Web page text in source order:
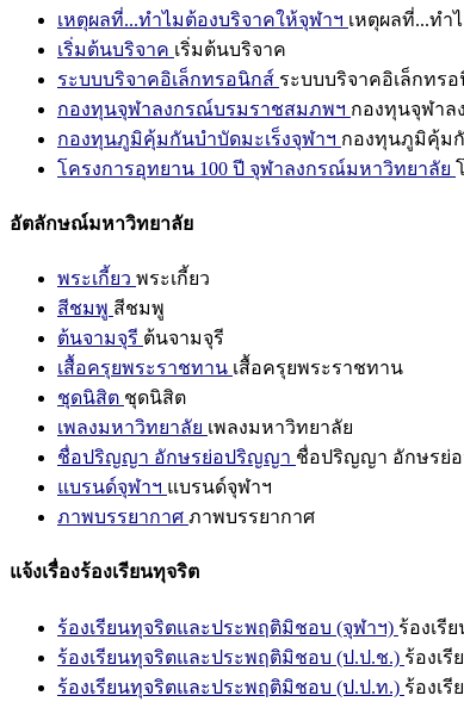
เหตุผลที่...ทำไมต้องบริจาคให้จุฬาฯ เหตุผลที่...ทำ
เริ่มต้นบริจาค เริ่มต้นบริจาค
ระบบบริจาคอิเล็กทรอนิกส์ ระบบบริจาคอิเล็กทร
กองทุนจุฬาลงกรณ์บรมราชสมภพฯ กองทุนจุฬา
กองทุนภูมิคุ้มกันบำบัดมะเร็งจุฬาฯ กองทุนภูมิคุ้มกั
โครงการอุทยาน 100 ปี จุฬาลงกรณ์มหาวิทยาลัย
อัตลักษณ์มหาวิทยาลัย
พระเกี้ยว พระเกี้ยว
สีชมพู สีชมพู
ต้นจามจุรี ต้นจามจุรี
เสื้อครุยพระราชทาน เสื้อครุยพระราชทาน
ชุดนิสิต ชุดนิสิต
เพลงมหาวิทยาลัย เพลงมหาวิทยาลัย
ชื่อปริญญา อักษรย่อปริญญา ชื่อปริญญา อักษรย่
แบรนด์จุฬาฯ แบรนด์จุฬาฯ
ภาพบรรยากาศ ภาพบรรยากาศ
แจ้งเรื่องร้องเรียนทุจริต
ร้องเรียนทุจริตและประพฤติมิชอบ (จุฬาฯ) ร้องเรี
ร้องเรียนทุจริตและประพฤติมิชอบ (ป.ป.ช.) ร้องเ
ร้องเรียนทุจริตและประพฤติมิชอบ (ป.ป.ท.) ร้องเ